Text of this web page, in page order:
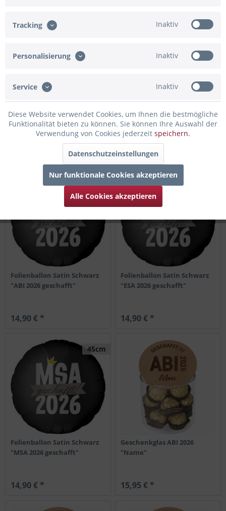
"ESA 2026 geschafft"
"MSA 2026 geschafft"
14,90 € *
Folienballon Satin Schwarz
"ABI 2026 geschafft"
14,90 € *
Folienballon Satin Schwarz
"ESA 2026 geschafft"
14,90 € *
45cm
Folienballon Satin Schwarz
"MSA 2026 geschafft"
14,90 € *
Geschenkglas ABI 2026
"Name"
15,95 € *
Tracking Inaktiv
Personalisierung Inaktiv
Service Inaktiv
Diese Website verwendet Cookies, um Ihnen die bestmögliche
Funktionalität bieten zu können. Sie können Ihre Auswahl der
Verwendung von Cookies jederzeit speichern.
Datenschutzeinstellungen
Nur funktionale Cookies akzeptieren
Alle Cookies akzeptieren